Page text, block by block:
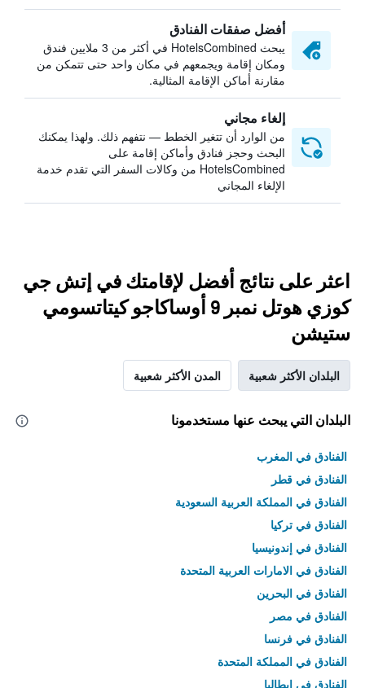
أفضل صفقات الفنادق
يبحث HotelsCombined في أكثر من 3 ملايين فندق
ومكان إقامة ويجمعهم في مكان واحد حتى تتمكن من
مقارنة أماكن الإقامة المثالية.
إلغاء مجاني
من الوارد أن تتغير الخطط — نتفهم ذلك. ولهذا يمكنك
البحث وحجز فنادق وأماكن إقامة على
HotelsCombined من وكالات السفر التي تقدم خدمة
الإلغاء المجاني
اعثر على نتائج أفضل لإقامتك في إتش جي
كوزي هوتل نمبر 9 أوساكاجو كيتاتسومي
ستيشن
البلدان الأكثر شعبية المدن الأكثر شعبية
البلدان التي يبحث عنها مستخدمونا
الفنادق في المغرب
الفنادق في قطر
الفنادق في المملكة العربية السعودية
الفنادق في تركيا
الفنادق في إندونيسيا
الفنادق في الامارات العربية المتحدة
الفنادق في البحرين
الفنادق في مصر
الفنادق في فرنسا
الفنادق في المملكة المتحدة
الفنادق في إيطاليا